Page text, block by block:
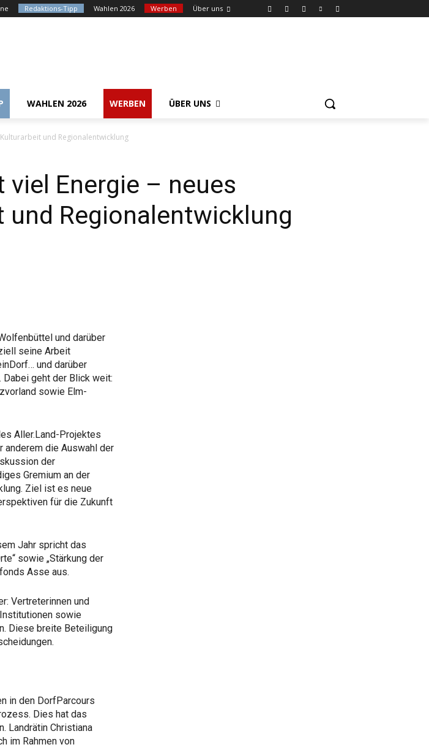
Redaktions-Tipp Wahlen 2026 Werben Über uns
WAHLEN 2026 WERBEN ÜBER UNS
und Regionalentwicklung
Energie – neues
Regionalentwicklung
und darüber
seine Arbeit
und darüber
Dabei geht der Blick weit:
sowie Elm-
Aller.Land-Projektes
anderem die Auswahl der
der
Gremium an der
Ziel ist es neue
für die Zukunft
Jahr spricht das
sowie „Stärkung der
Asse aus.
Vertreterinnen und
sowie
Diese breite Beteiligung
in den DorfParcours
Dies hat das
Landrätin Christiana
im Rahmen von